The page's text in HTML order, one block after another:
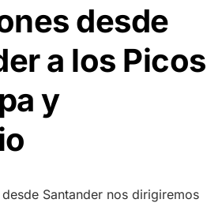
desde
a los Picos
y
Santander nos dirigiremos